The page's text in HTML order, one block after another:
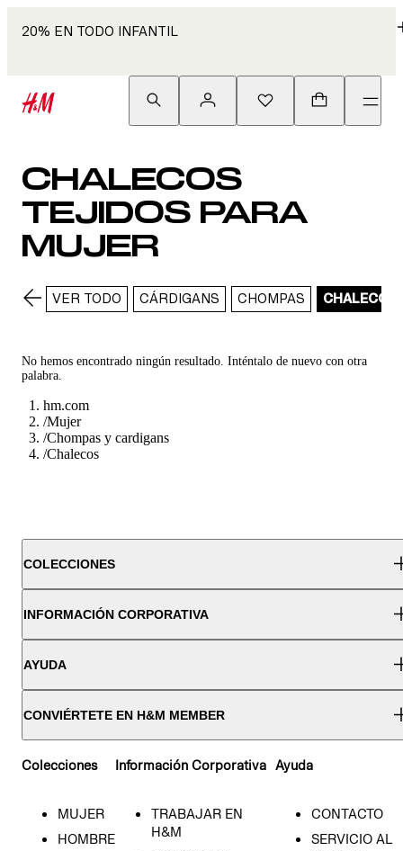
20% EN TODO INFANTIL
CHALECOS
TEJIDOS PARA
MUJER
VER TODO CÁRDIGANS CHOMPAS CHALECOS
No hemos encontrado ningún resultado. Inténtalo de nuevo con otra
palabra.
hm.com
/Mujer
/Chompas y cardigans
/Chalecos
COLECCIONES
INFORMACIÓN CORPORATIVA
AYUDA
CONVIÉRTETE EN H&M MEMBER
Colecciones
MUJER
HOMBRE
Información Corporativa
TRABAJAR EN
H&M
Ayuda
CONTACTO
SERVICIO AL